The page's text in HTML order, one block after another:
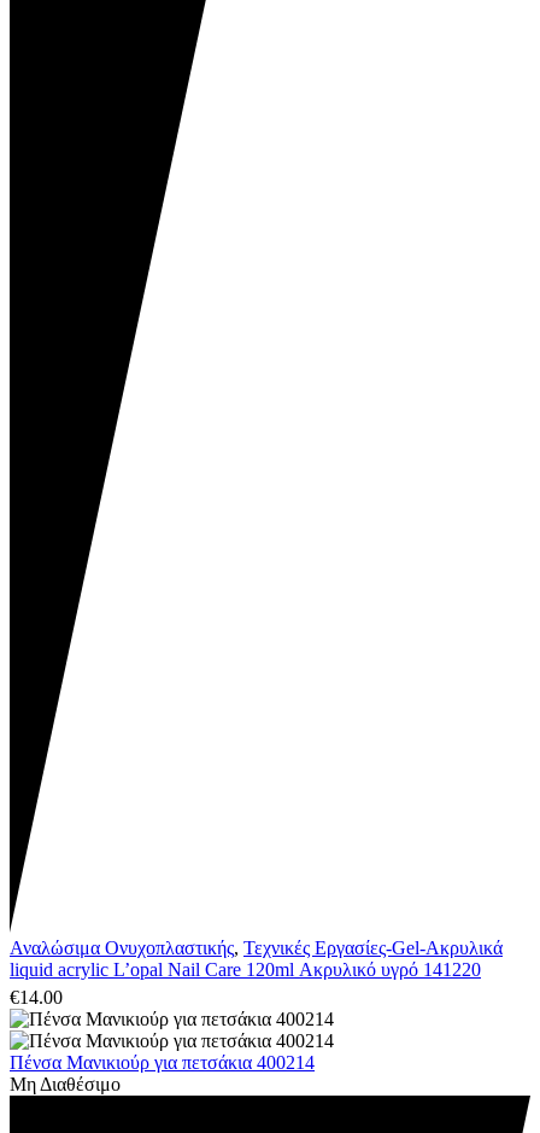
Αναλώσιμα Ονυχοπλαστικής, Τεχνικές Εργασίες-Gel-Ακρυλικά
liquid acrylic L’opal Nail Care 120ml Ακρυλικό υγρό 141220
€14.00
Πένσα Μανικιούρ για πετσάκια 400214
Μη Διαθέσιμο